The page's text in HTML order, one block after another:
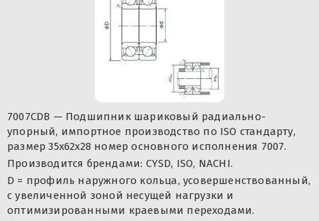
7007CDB — Подшипник шариковый радиально-
упорный, импортное производство по ISO стандарту,
размер 35x62x28 номер основного исполнения 7007.
Производится брендами: CYSD, ISO, NACHI.
D = профиль наружного кольца, усовершенствованный,
с увеличенной зоной несущей нагрузки и
оптимизированными краевыми переходами.